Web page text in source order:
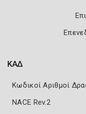
ΚΑΔ
Κωδικοί Αριθμοί
NACE Rev.2